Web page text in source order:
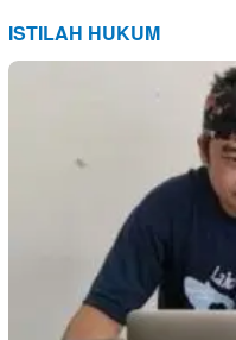
ISTILAH HUKUM